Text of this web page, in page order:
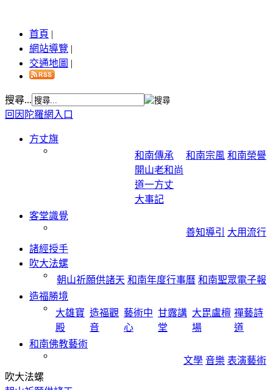
首頁 |
網站導覽 |
交通地圖 |
搜尋...
回因陀羅網入口
方丈旗
和南傳承
開山老和尚
道一方丈
大事記
和南宗風 和南榮譽
客堂識覺
善知導引
大用流行
諸經授手
吹大法螺
朝山祈願供諸天 和南年度行事曆 和南聖眾電子報
造福勝境
大雄寶
殿
造福觀
音
藝術中
心
甘露講
堂
大毘盧檀
場
禪藝詩
道
和南佛教藝術
文學 音樂 表演藝術
吹大法螺